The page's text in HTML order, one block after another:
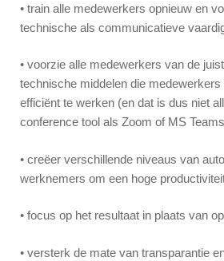
• train alle medewerkers opnieuw en
technische als communicatieve
• voorzie alle medewerkers van de
technische middelen die medewerkers
efficiënt te werken (en dat is dus niet
conference tool als Zoom of MS
• creëer verschillende niveaus van
werknemers om een ​​hoge
• focus op het resultaat in plaats van
• versterk de mate van transparantie